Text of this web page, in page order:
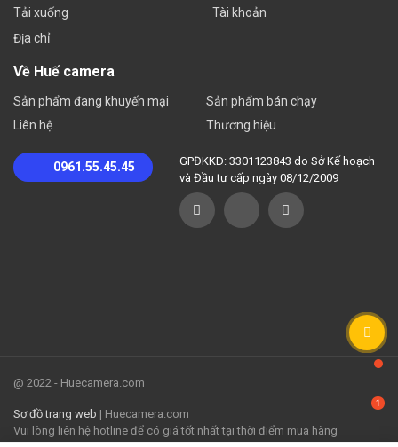
Tải xuống
Địa chỉ
Tài khoản
Về Huế camera
Sản phẩm đang khuyến mại
Liên hệ
Sản phẩm bán chạy
Thương hiệu
0961.55.45.45
GPĐKKD: 3301123843 do Sở Kế hoạch
và Đầu tư cấp ngày 08/12/2009
@ 2022 - Huecamera.com
Sơ đồ trang web | Huecamera.com
Vui lòng liên hệ hotline để có giá tốt nhất tại thời điểm mua hàng